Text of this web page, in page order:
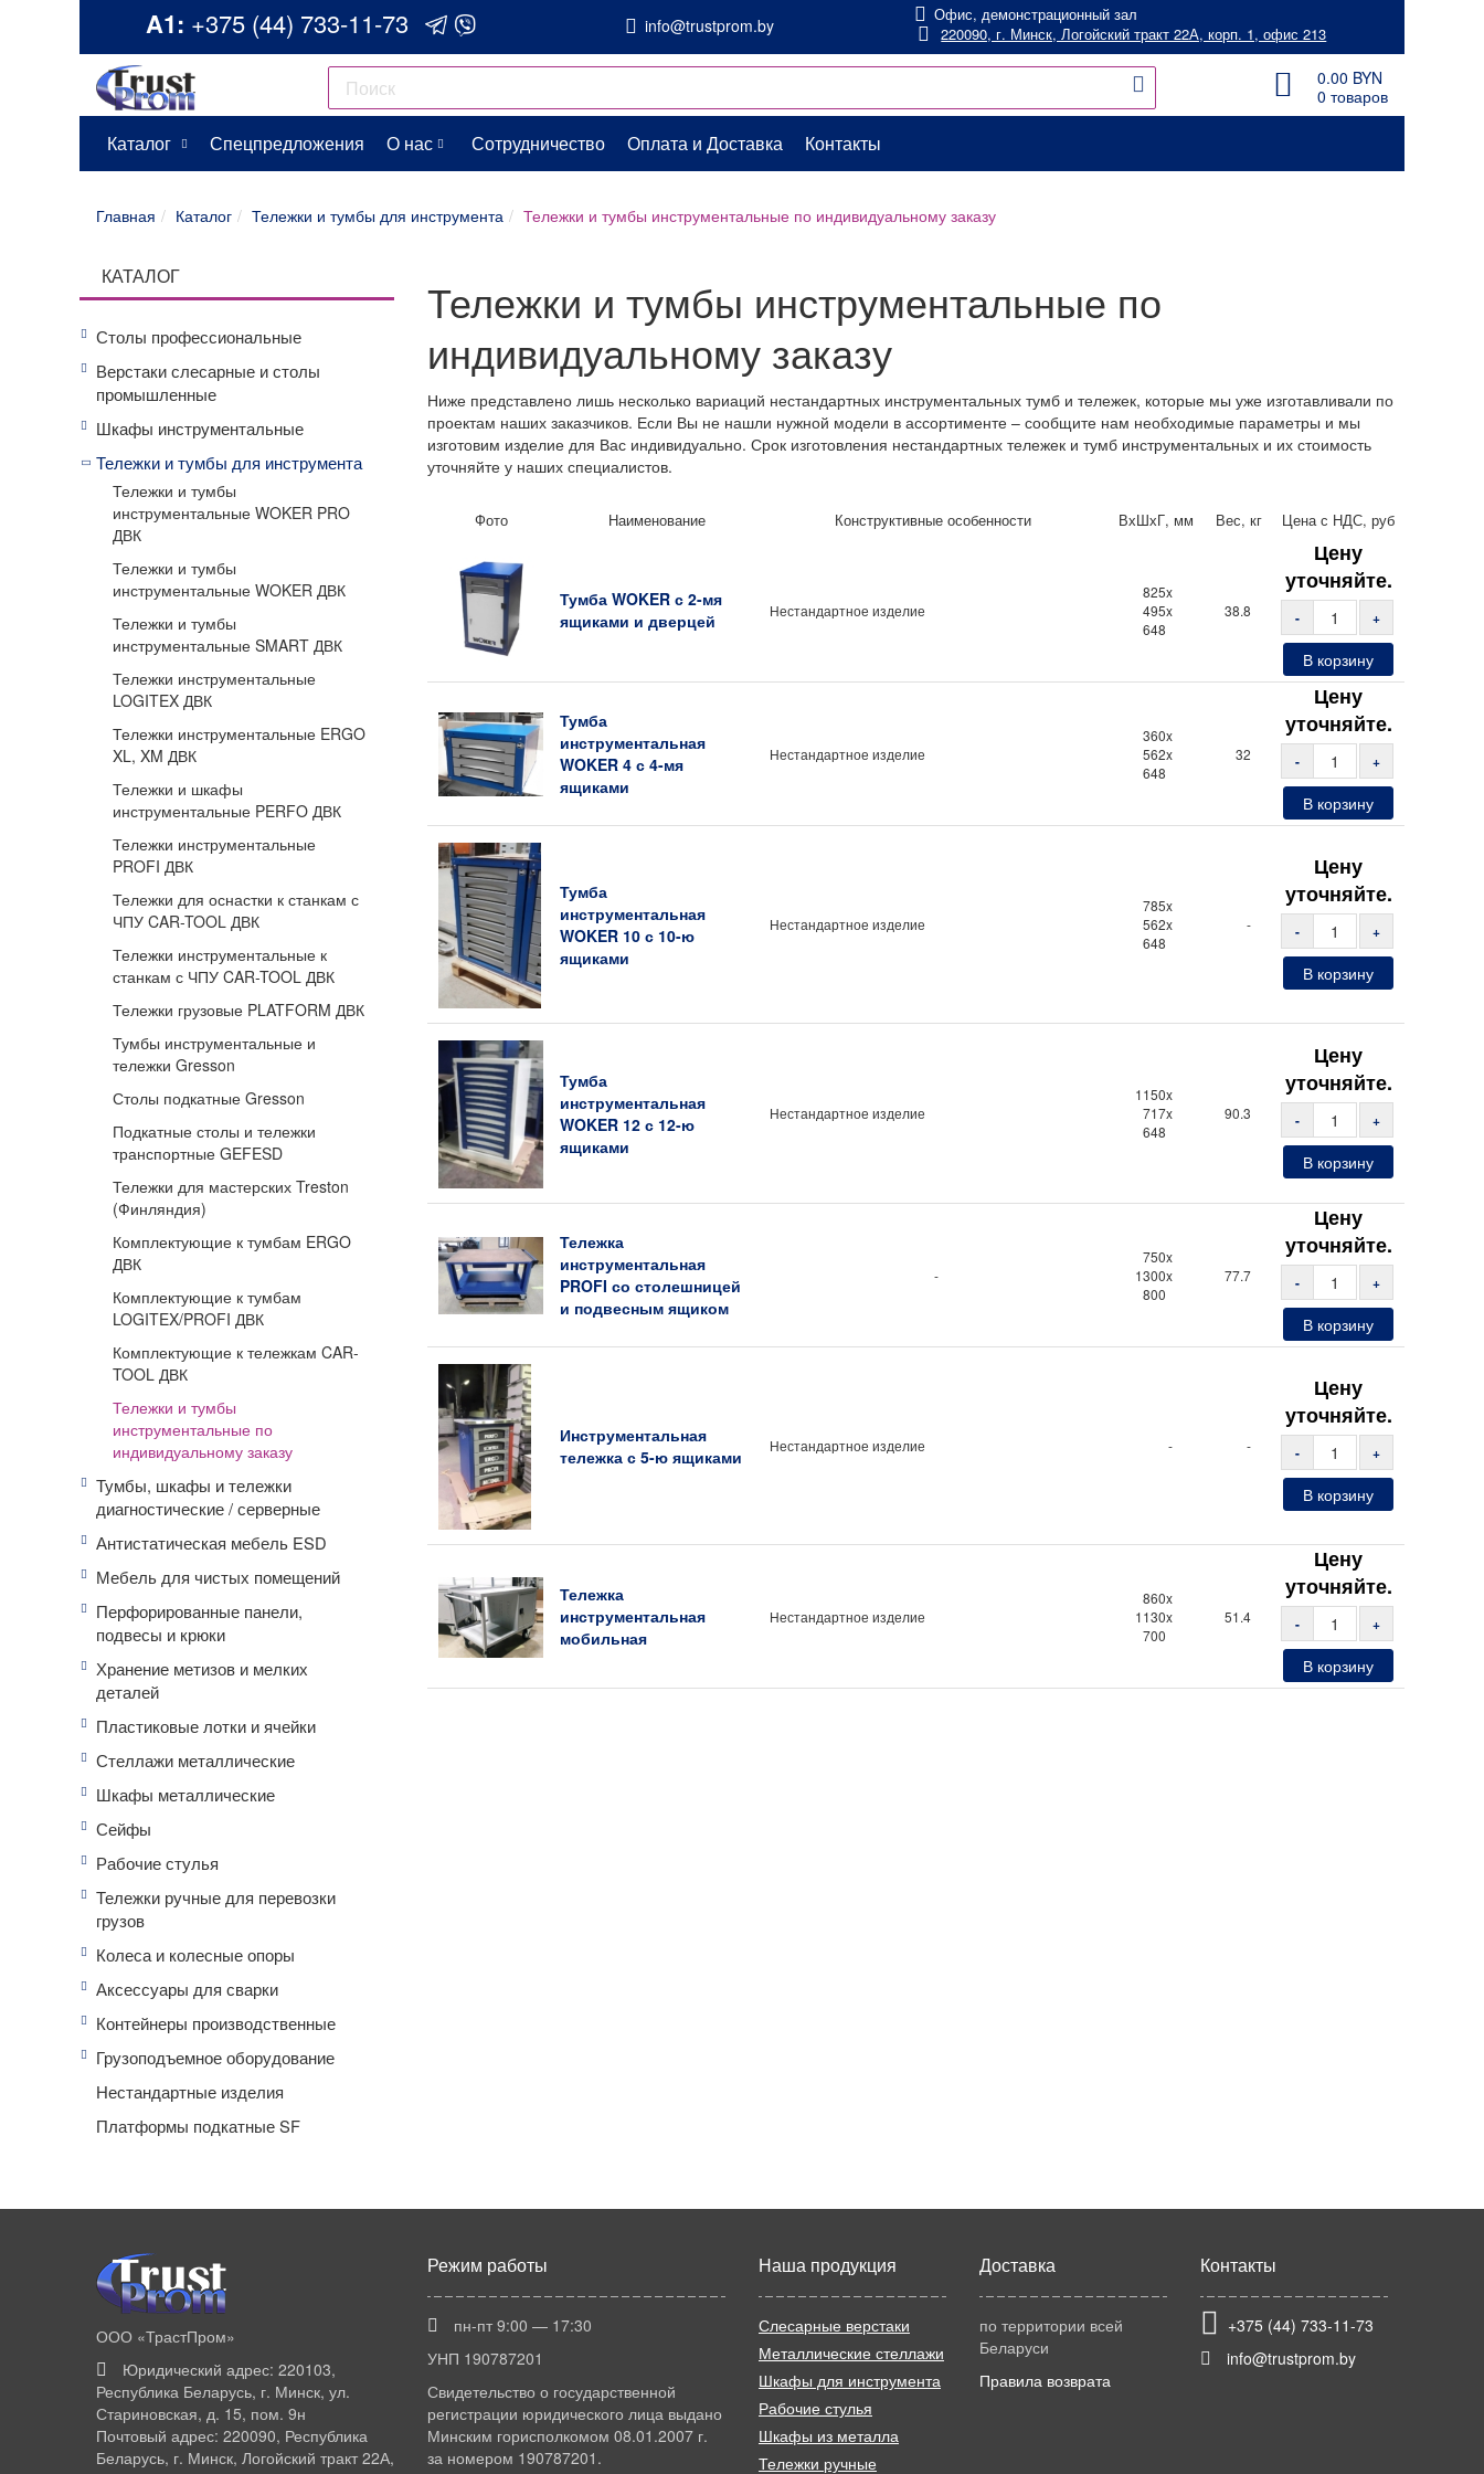
A1: +375 (44) 733-11-73 info@trustprom.by
Офис, демонстрационный зал
220090, г. Минск, Логойский тракт 22А, корп. 1, офис 213
0.00 BYN
0 товаров
Каталог Спецпредложения О нас Сотрудничество Оплата и Доставка Контакты
Главная Каталог Тележки и тумбы для инструмента Тележки и тумбы инструментальные по индивидуальному заказу
КАТАЛОГ
Столы профессиональные
Верстаки слесарные и столы
промышленные
Шкафы инструментальные
Тележки и тумбы для инструмента
Тележки и тумбы
инструментальные WOKER PRO
ДВК
Тележки и тумбы
инструментальные WOKER ДВК
Тележки и тумбы
инструментальные SMART ДВК
Тележки инструментальные
LOGITEX ДВК
Тележки инструментальные ERGO
XL, XM ДВК
Тележки и шкафы
инструментальные PERFO ДВК
Тележки инструментальные
PROFI ДВК
Тележки для оснастки к станкам с
ЧПУ CAR-TOOL ДВК
Тележки инструментальные к
станкам с ЧПУ CAR-TOOL ДВК
Тележки грузовые PLATFORM ДВК
Тумбы инструментальные и
тележки Gresson
Столы подкатные Gresson
Подкатные столы и тележки
транспортные GEFESD
Тележки для мастерских Treston
(Финляндия)
Комплектующие к тумбам ERGO
ДВК
Комплектующие к тумбам
LOGITEX/PROFI ДВК
Комплектующие к тележкам CAR-
TOOL ДВК
Тележки и тумбы
инструментальные по
индивидуальному заказу
Тумбы, шкафы и тележки
диагностические / серверные
Антистатическая мебель ESD
Мебель для чистых помещений
Перфорированные панели,
подвесы и крюки
Хранение метизов и мелких
деталей
Пластиковые лотки и ячейки
Стеллажи металлические
Шкафы металлические
Сейфы
Рабочие стулья
Тележки ручные для перевозки
грузов
Колеса и колесные опоры
Аксессуары для сварки
Контейнеры производственные
Грузоподъемное оборудование
Нестандартные изделия
Платформы подкатные SF
Тележки и тумбы инструментальные по
индивидуальному заказу
Ниже представлено лишь несколько вариаций нестандартных инструментальных тумб и тележек, которые мы уже изготавливали по
проектам наших заказчиков. Если Вы не нашли нужной модели в ассортименте – сообщите нам необходимые параметры и мы
изготовим изделие для Вас индивидуально. Срок изготовления нестандартных тележек и тумб инструментальных и их стоимость
уточняйте у наших специалистов.
Фото Наименование Конструктивные особенности ВхШхГ, мм Вес, кг Цена с НДС, руб
Тумба WOKER с 2-мя
ящиками и дверцей
Нестандартное изделие
825x
495x
648
38.8
Цену
уточняйте.
- +
В корзину
Тумба
инструментальная
WOKER 4 с 4-мя
ящиками
Нестандартное изделие
360x
562x
648
32
Цену
уточняйте.
- +
В корзину
Тумба
инструментальная
WOKER 10 с 10-ю
ящиками
Нестандартное изделие
785x
562x
648
-
Цену
уточняйте.
- +
В корзину
Тумба
инструментальная
WOKER 12 с 12-ю
ящиками
Нестандартное изделие
1150x
717x
648
90.3
Цену
уточняйте.
- +
В корзину
Тележка
инструментальная
PROFI со столешницей
и подвесным ящиком
-
750x
1300x
800
77.7
Цену
уточняйте.
- +
В корзину
Инструментальная
тележка с 5-ю ящиками
Нестандартное изделие - -
Цену
уточняйте.
- +
В корзину
Тележка
инструментальная
мобильная
Нестандартное изделие
860x
1130x
700
51.4
Цену
уточняйте.
- +
В корзину
ООО «ТрастПром»
Юридический адрес: 220103,
Республика Беларусь, г. Минск, ул.
Стариновская, д. 15, пом. 9н
Почтовый адрес: 220090, Республика
Беларусь, г. Минск, Логойский тракт 22А,
Режим работы
пн-пт 9:00 — 17:30
УНП 190787201
Свидетельство о государственной
регистрации юридического лица выдано
Минским горисполкомом 08.01.2007 г.
за номером 190787201.
Наша продукция
Слесарные верстаки
Металлические стеллажи
Шкафы для инструмента
Рабочие стулья
Шкафы из металла
Тележки ручные
Доставка
по территории всей
Беларуси
Правила возврата
Контакты
+375 (44) 733-11-73
info@trustprom.by